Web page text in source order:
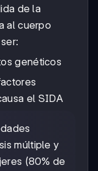
de la
al cuerpo
genéticos
el SIDA
múltiple y
(80% de